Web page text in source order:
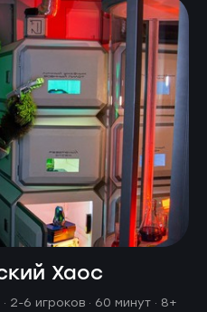
Хаос
2-6 игроков · 60 минут · 8+